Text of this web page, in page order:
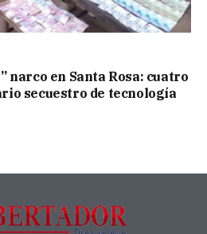
narco en Santa Rosa: cuatro
secuestro de tecnología